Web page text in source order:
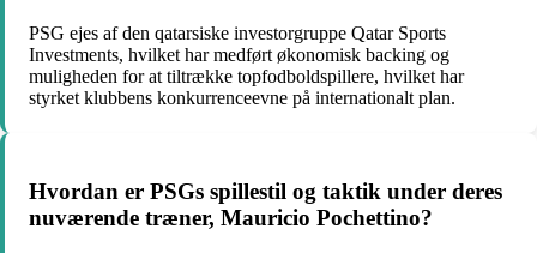
PSG ejes af den qatarsiske investorgruppe Qatar Sports
Investments, hvilket har medført økonomisk backing og
muligheden for at tiltrække topfodboldspillere, hvilket har
styrket klubbens konkurrenceevne på internationalt plan.
Hvordan er PSGs spillestil og taktik under deres
nuværende træner, Mauricio Pochettino?